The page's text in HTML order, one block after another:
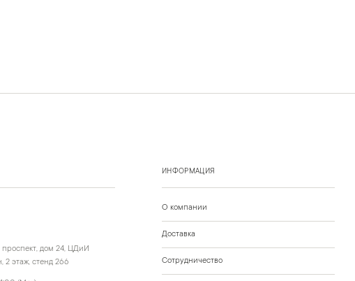
проспект, дом 24, ЦДиИ
2 этаж, стенд 266
ИНФОРМАЦИЯ
О компании
Доставка
Сотрудничество